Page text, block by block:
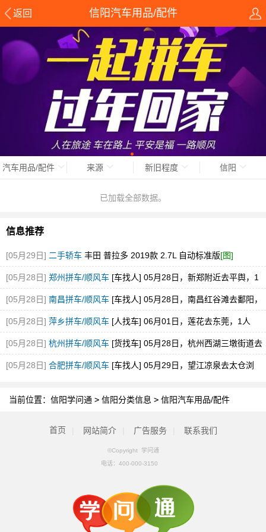
返回 信阳汽车用品/配件
汽车用品/配件 来源 新旧程度 信阳
已加载全部数据。
信息推荐
[05月29日] 二手轿车 丰田 普拉多 2019款 2.7L 自动标准版[图]
[05月28日] 郑州拼车/顺风车 [车找人] 05月28日，新郑附近去平舆，1
空位，途经新蔡
[05月28日] 南昌拼车/顺风车 [车找人] 05月28日，南昌红谷滩去鄱阳，
1空位
[05月28日] 萍乡拼车/顺风车 [人找车] 06月01日，莲花去东莞，1人
[05月28日] 杭州拼车/顺风车 [货找车] 05月28日，杭州西湖三墩街道去
砀山县经开区
[05月28日] 合肥拼车/顺风车 [车找人] 05月29日，望江凉泉去太仓浏
当前位置： 信阳学问通 > 信阳分类信息 > 信阳汽车用品/配件
首页 网站简介 广告服务 联系我们
©Copyright 学问通
电话： 400-000-3150